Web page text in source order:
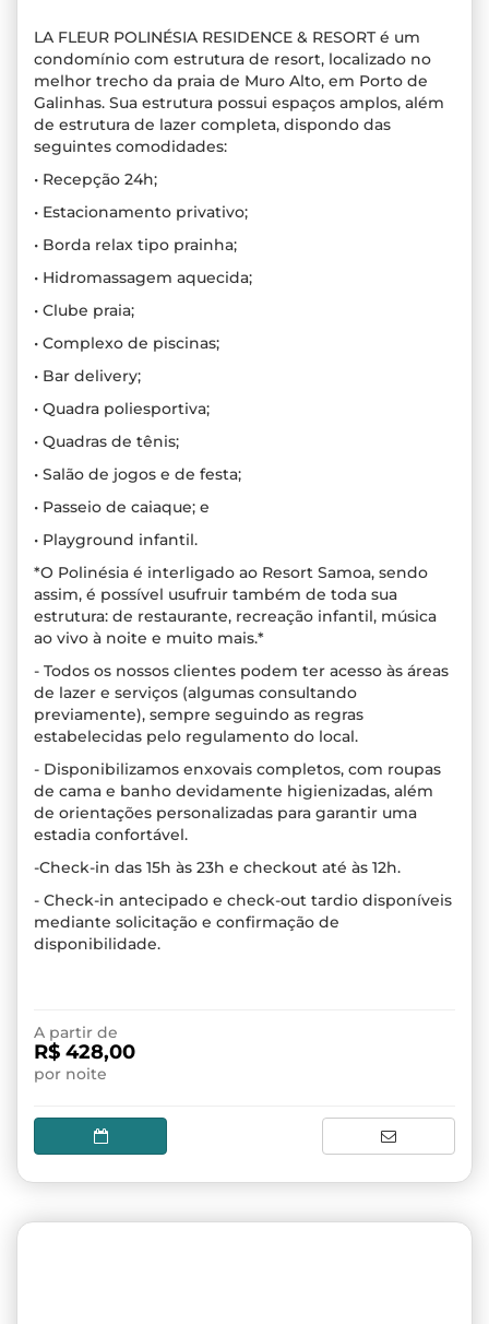
LA FLEUR POLINÉSIA RESIDENCE & RESORT é um
condomínio com estrutura de resort, localizado no
melhor trecho da praia de Muro Alto, em Porto de
Galinhas. Sua estrutura possui espaços amplos, além
de estrutura de lazer completa, dispondo das
seguintes comodidades:
• Recepção 24h;
• Estacionamento privativo;
• Borda relax tipo prainha;
• Hidromassagem aquecida;
• Clube praia;
• Complexo de piscinas;
• Bar delivery;
• Quadra poliesportiva;
• Quadras de tênis;
• Salão de jogos e de festa;
• Passeio de caiaque; e
• Playground infantil.
*O Polinésia é interligado ao Resort Samoa, sendo
assim, é possível usufruir também de toda sua
estrutura: de restaurante, recreação infantil, música
ao vivo à noite e muito mais.*
- Todos os nossos clientes podem ter acesso às áreas
de lazer e serviços (algumas consultando
previamente), sempre seguindo as regras
estabelecidas pelo regulamento do local.
- Disponibilizamos enxovais completos, com roupas
de cama e banho devidamente higienizadas, além
de orientações personalizadas para garantir uma
estadia confortável.
-Check-in das 15h às 23h e checkout até às 12h.
- Check-in antecipado e check-out tardio disponíveis
mediante solicitação e confirmação de
disponibilidade.
A partir de
R$ 428,00
por noite